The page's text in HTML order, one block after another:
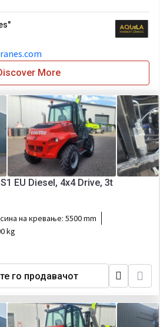
More
EU Diesel, 4x4 Drive, 3t
на кревање: 5500 mm
kg
го продавачот